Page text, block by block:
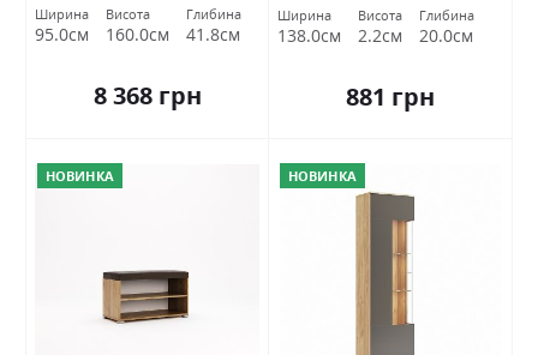
Ширина
95.0см
Висота
160.0см
Глибина
41.8см
8 368 грн
Ширина
138.0см
Висота
2.2см
Глибина
20.0см
881 грн
НОВИНКА НОВИНКА